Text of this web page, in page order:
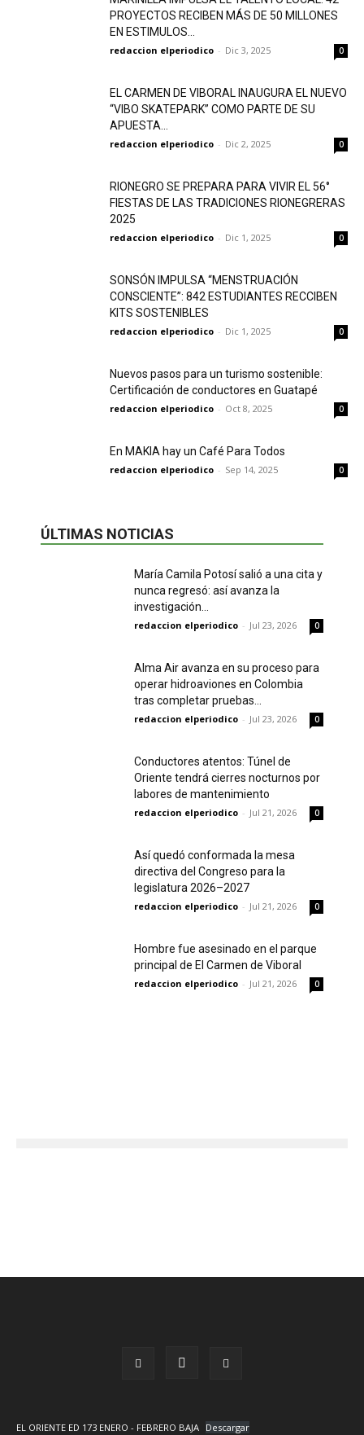
PROYECTOS RECIBEN MÁS DE 50 MILLONES
EN ESTIMULOS...
redaccion elperiodico - Dic 3, 2025 0
EL CARMEN DE VIBORAL INAUGURA EL NUEVO
“VIBO SKATEPARK” COMO PARTE DE SU
APUESTA...
redaccion elperiodico - Dic 2, 2025 0
RIONEGRO SE PREPARA PARA VIVIR EL 56°
FIESTAS DE LAS TRADICIONES RIONEGRERAS
2025
redaccion elperiodico - Dic 1, 2025 0
SONSÓN IMPULSA “MENSTRUACIÓN
CONSCIENTE”: 842 ESTUDIANTES RECCIBEN
KITS SOSTENIBLES
redaccion elperiodico - Dic 1, 2025 0
Nuevos pasos para un turismo sostenible:
Certificación de conductores en Guatapé
redaccion elperiodico - Oct 8, 2025 0
En MAKIA hay un Café Para Todos
redaccion elperiodico - Sep 14, 2025 0
ÚLTIMAS NOTICIAS
María Camila Potosí salió a una cita y
nunca regresó: así avanza la
investigación...
redaccion elperiodico - Jul 23, 2026 0
Alma Air avanza en su proceso para
operar hidroaviones en Colombia
tras completar pruebas...
redaccion elperiodico - Jul 23, 2026 0
Conductores atentos: Túnel de
Oriente tendrá cierres nocturnos por
labores de mantenimiento
redaccion elperiodico - Jul 21, 2026 0
Así quedó conformada la mesa
directiva del Congreso para la
legislatura 2026–2027
redaccion elperiodico - Jul 21, 2026 0
Hombre fue asesinado en el parque
principal de El Carmen de Viboral
redaccion elperiodico - Jul 21, 2026 0
EL ORIENTE ED 173 ENERO - FEBRERO BAJA Descargar